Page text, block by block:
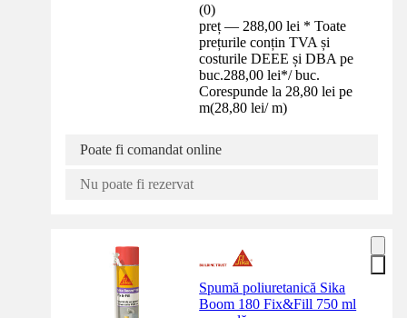
(0)
preț — 288,00 lei * Toate
prețurile conțin TVA și
costurile DEEE și DBA pe
buc.288,00 lei*/ buc.
Corespunde la 28,80 lei pe
m(28,80 lei/ m)
Poate fi comandat online
Nu poate fi rezervat
Spumă poliuretanică Sika
Boom 180 Fix&Fill 750 ml